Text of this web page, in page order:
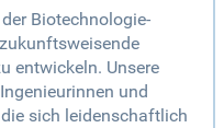
Biotechnologie-
entwickeln. Unsere
und
sich leidenschaftlich